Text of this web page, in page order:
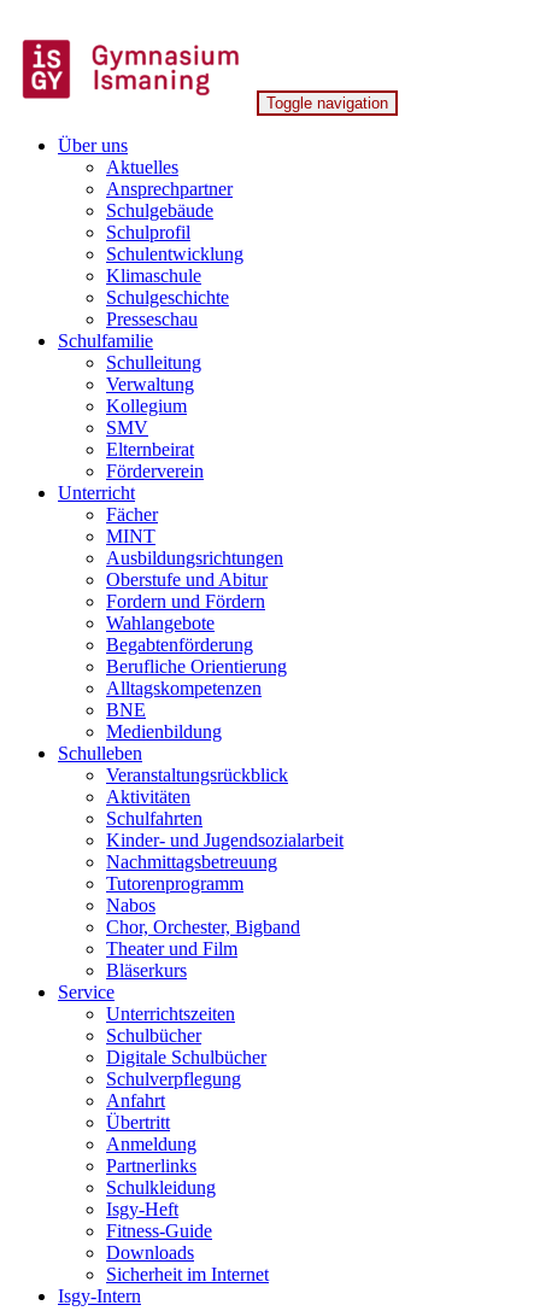
to
content
Gymnasium Ismaning
Toggle navigation
Über uns
Aktuelles
Ansprechpartner
Schulgebäude
Schulprofil
Schulentwicklung
Klimaschule
Schulgeschichte
Presseschau
Schulfamilie
Schulleitung
Verwaltung
Kollegium
SMV
Elternbeirat
Förderverein
Unterricht
Fächer
MINT
Ausbildungsrichtungen
Oberstufe und Abitur
Fordern und Fördern
Wahlangebote
Begabtenförderung
Berufliche Orientierung
Alltagskompetenzen
BNE
Medienbildung
Schulleben
Veranstaltungsrückblick
Aktivitäten
Schulfahrten
Kinder- und Jugendsozialarbeit
Nachmittagsbetreuung
Tutorenprogramm
Nabos
Chor, Orchester, Bigband
Theater und Film
Bläserkurs
Service
Unterrichtszeiten
Schulbücher
Digitale Schulbücher
Schulverpflegung
Anfahrt
Übertritt
Anmeldung
Partnerlinks
Schulkleidung
Isgy-Heft
Fitness-Guide
Downloads
Sicherheit im Internet
Isgy-Intern